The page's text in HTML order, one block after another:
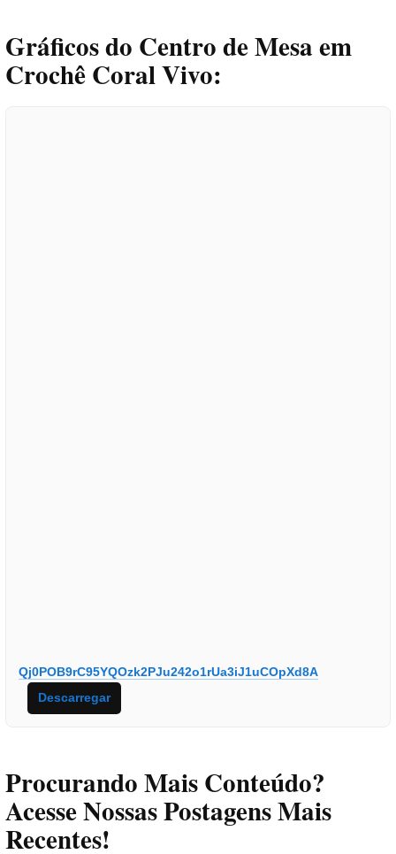
Gráficos do Centro de Mesa em
Crochê Coral Vivo:
Qj0POB9rC95YQOzk2PJu242o1rUa3iJ1uCOpXd8A
Descarregar
Procurando Mais Conteúdo?
Acesse Nossas Postagens Mais
Recentes!